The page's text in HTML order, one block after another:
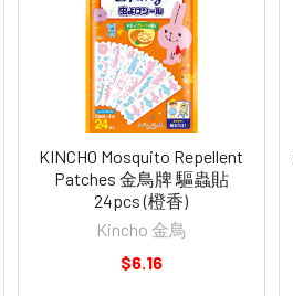
KINCHO Mosquito Repellent
Patches 金鳥牌 驅蟲貼
24pcs (橙香)
Kincho 金鳥
$6.16